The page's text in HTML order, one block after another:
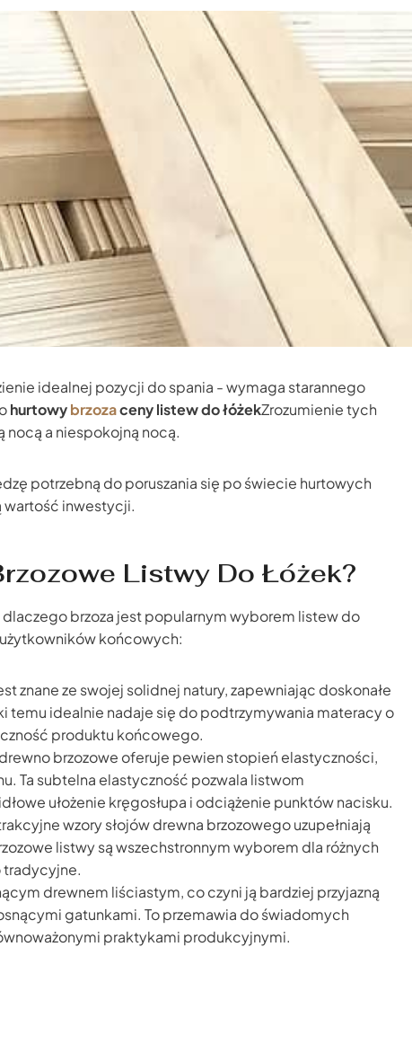
idealnej pozycji do spania - wymaga starannego
hurtowybrzozaceny listew do łóżekZrozumienie tych
a niespokojną nocą.
potrzebną do poruszania się po świecie hurtowych
wartość inwestycji.
Listwy Do Łóżek?
brzoza jest popularnym wyborem listew do
końcowych:
znane ze swojej solidnej natury, zapewniając doskonałe
temu idealnie nadaje się do podtrzymywania materacy o
produktu końcowego.
brzozowe oferuje pewien stopień elastyczności,
Ta subtelna elastyczność pozwala listwom
ułożenie kręgosłupa i odciążenie punktów nacisku.
wzory słojów drewna brzozowego uzupełniają
listwy są wszechstronnym wyborem dla różnych
tradycyjne.
drewnem liściastym, co czyni ją bardziej przyjazną
gatunkami. To przemawia do świadomych
praktykami produkcyjnymi.